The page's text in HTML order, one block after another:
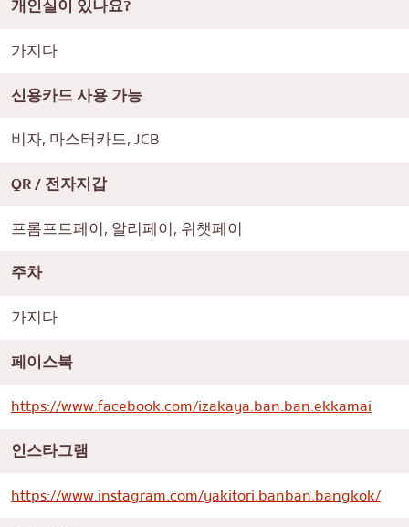
개인실이 있나요?
가지다
신용카드 사용 가능
비자, 마스터카드, JCB
QR / 전자지갑
프롬프트페이, 알리페이, 위챗페이
주차
가지다
페이스북
https://www.facebook.com/izakaya.ban.ban.ekkamai
인스타그램
https://www.instagram.com/yakitori.banban.bangkok/